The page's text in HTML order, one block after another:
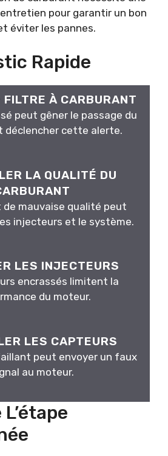
pour garantir un bon
éviter les pannes.
Rapide
FILTRE À CARBURANT
peut gêner le passage du
déclencher cette alerte.
LA QUALITÉ DU
de mauvaise qualité peut
injecteurs et le système.
LES INJECTEURS
encrassés limitent la
du moteur.
LES CAPTEURS
peut envoyer un faux
au moteur.